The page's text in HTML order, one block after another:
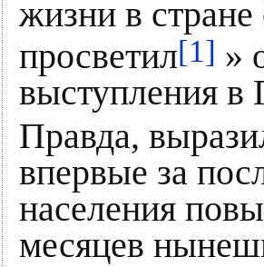
жизни в
просветил[1] »
выступления в
Правда,
впервые за
населения
месяцев